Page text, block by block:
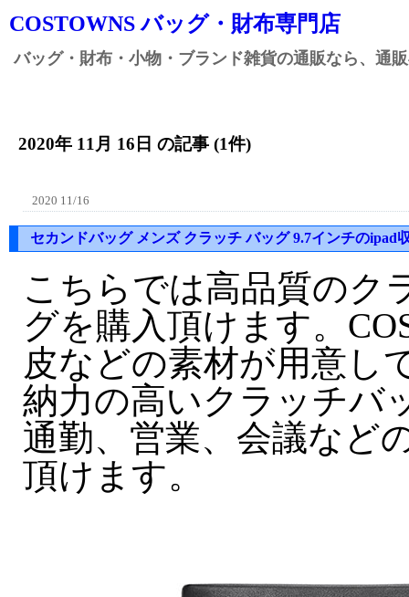
COSTOWNS バッグ・財布専門店
バッグ・財布・小物・ブランド雑貨の通販なら、通
2020年 11月 16日 の記事 (1件)
2020 11/16
セカンドバッグ メンズ クラッチ バッグ 9.7インチのipad
こちらでは高品質のク
グを購入頂けます。
皮などの素材が用意し
納力の高いクラッチバ
通勤、営業、会議など
頂けます。